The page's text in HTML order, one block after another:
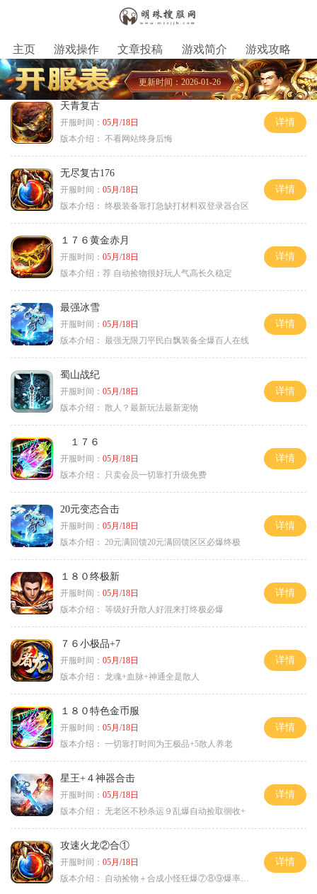
主页 游戏操作 文章投稿 游戏简介 游戏攻略
更新时间：2026-01-26
天青复古
开服时间： 05月/18日
版本介绍： 不看网站终身后悔
详情
无尽复古176
开服时间： 05月/18日
版本介绍： 终极装备靠打急缺打材料双登录器合区
详情
１７６黄金赤月
开服时间： 05月/18日
版本介绍： 荐 自动捡物很好玩人气高长久稳定
详情
最强冰雪
开服时间： 05月/18日
版本介绍： 最强无限刀平民白飘装备全爆百人在线
详情
蜀山战纪
开服时间： 05月/18日
版本介绍： 散人？最新玩法最新宠物
详情
１７６
开服时间： 05月/18日
版本介绍：
只卖会员一切靠打升级免费
详情
20元变态合击
开服时间： 05月/18日
版本介绍： 20元满回馈20元满回馈区区必爆终极
详情
１８０终极新
开服时间： 05月/18日
版本介绍： 等级好升散人好混来打终极必爆
详情
７６小极品+7
开服时间： 05月/18日
版本介绍： 龙魂+血脉+神通全是散人
详情
１８０特色金币服
开服时间： 05月/18日
版本介绍： 一切靠打时间为王极品+5散人养老
详情
星王+４神器合击
开服时间： 05月/18日
版本介绍： 无老区不秒杀运９乱爆自动捡取徊收+
详情
攻速火龙②合①
开服时间： 05月/18日
版本介绍：
自动捡物＋合成小怪狂爆⑦⑧⑨爆率+９
详情